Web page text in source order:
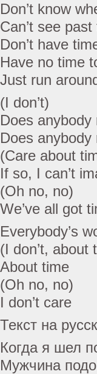
Don’t know
Can’t see
Don’t have
Have no time
Just run
(I don’t)
Does
Does anybody
(Care about
If so, I can’t
(Oh no, no)
We’ve all got
Everybody’s
(I don’t, about
About time
(Oh no, no)
I don’t care
Текст на
Когда я шел
Мужчина